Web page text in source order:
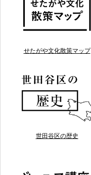
せたがや文化散策マップ
世田谷区の歴史